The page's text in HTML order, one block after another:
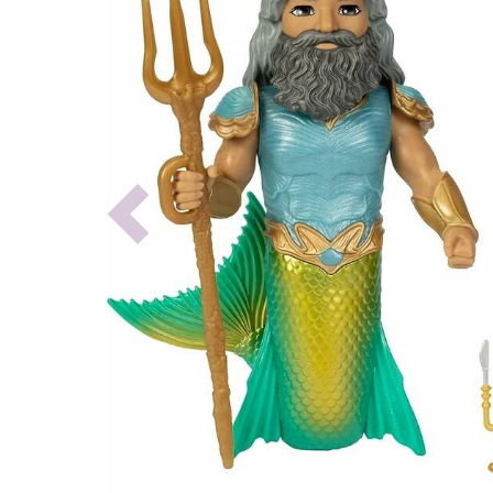
Previous